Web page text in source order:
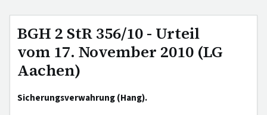
BGH 2 StR 356/10 - Urteil
vom 17. November 2010 (LG
Aachen)
Sicherungsverwahrung (Hang).